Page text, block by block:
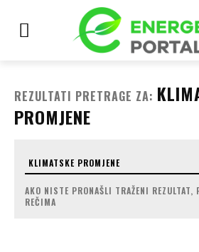
REZULTATI PRETRAGE ZA:
PROMJENE
AKO NISTE PRONAŠLI TRAŽENI REZULTAT,
REČIMA